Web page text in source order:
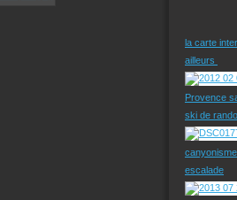
la carte
ailleurs
Provence
ski de
canyonisme
escalade